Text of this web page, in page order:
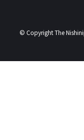
© Copyright The